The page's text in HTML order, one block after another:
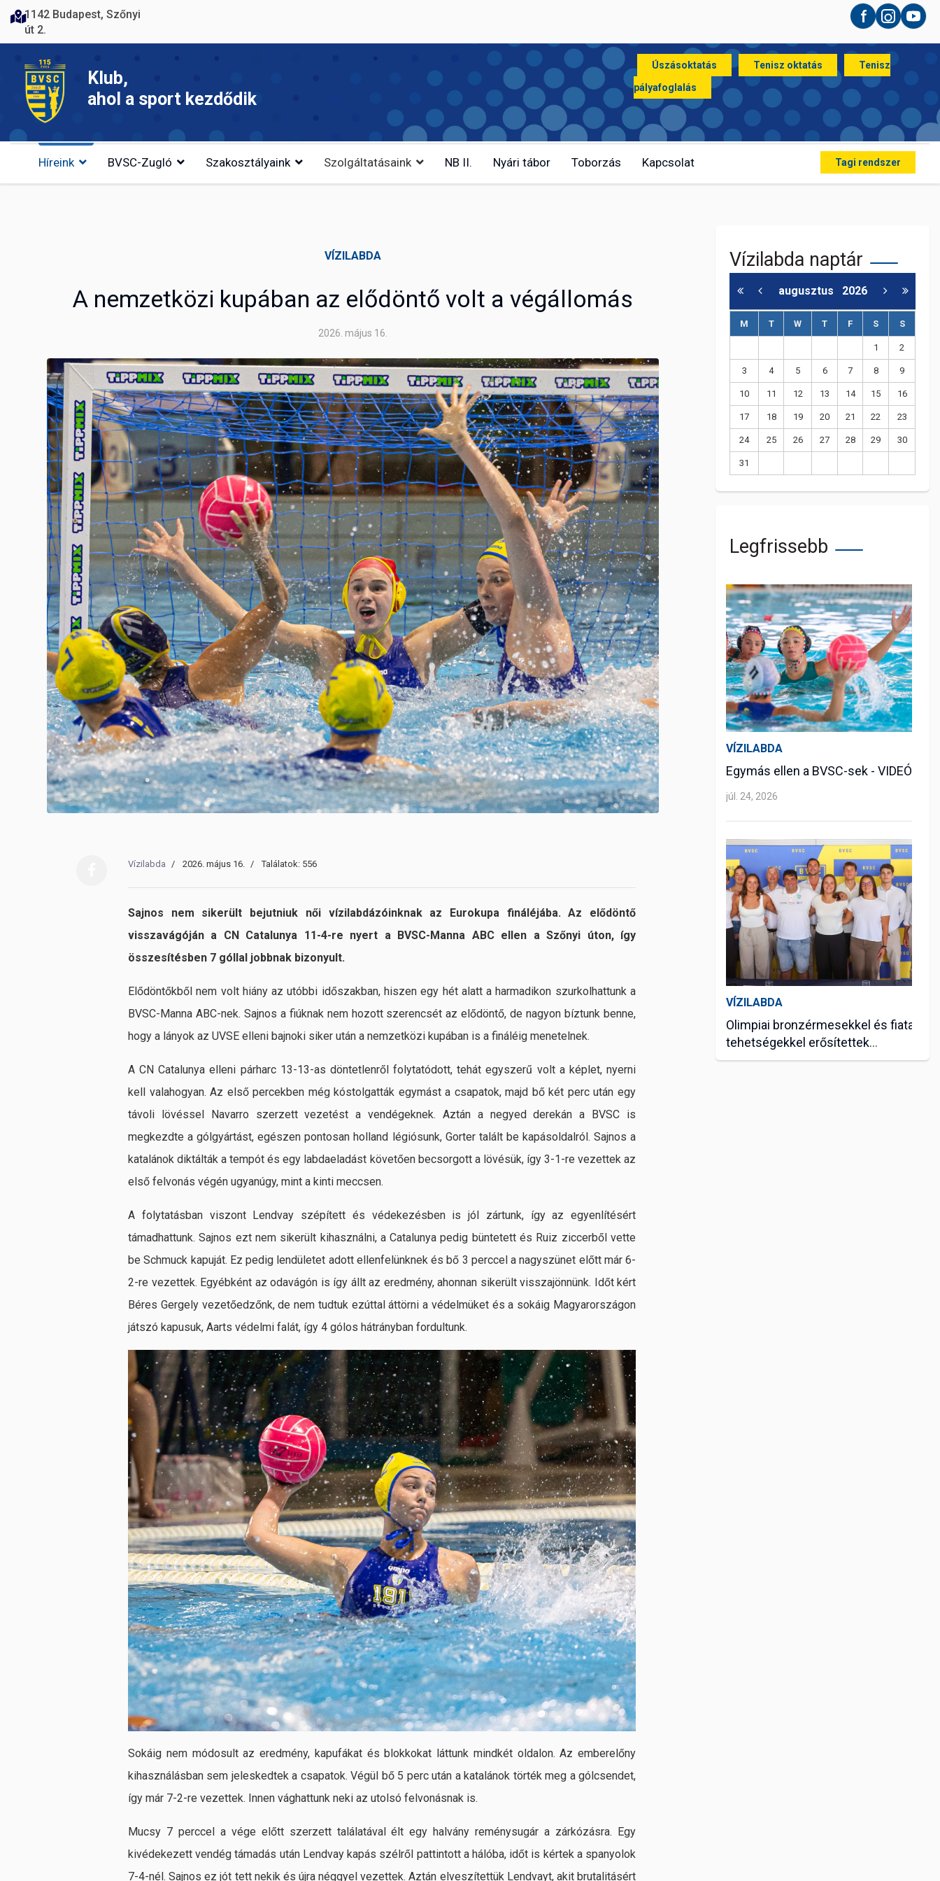
1142 Budapest, Szőnyi
út 2.
Facebook
Instagram
Klub,
ahol a sport kezdődik
Úszásoktatás Tenisz oktatás
Tenisz
pályafoglalás
Híreink BVSC-Zugló Szakosztályaink Szolgáltatásaink NB II. Nyári tábor Toborzás Kapcsolat Tagi rendszer
VÍZILABDA
A nemzetközi kupában az elődöntő volt a végállomás
2026. május 16.
Vízilabda 2026. május 16. Találatok: 556
Sajnos nem sikerült bejutniuk női vízilabdázóinknak az Eurokupa fináléjába. Az elődöntő
visszavágóján a CN Catalunya 11-4-re nyert a BVSC-Manna ABC ellen a Szőnyi úton, így
összesítésben 7 góllal jobbnak bizonyult.
Elődöntőkből nem volt hiány az utóbbi időszakban, hiszen egy hét alatt a harmadikon szurkolhattunk a
BVSC-Manna ABC-nek. Sajnos a fiúknak nem hozott szerencsét az elődöntő, de nagyon bíztunk benne,
hogy a lányok az UVSE elleni bajnoki siker után a nemzetközi kupában is a fináléig menetelnek.
A CN Catalunya elleni párharc 13-13-as döntetlenről folytatódott, tehát egyszerű volt a képlet, nyerni
kell valahogyan. Az első percekben még kóstolgatták egymást a csapatok, majd bő két perc után egy
távoli lövéssel Navarro szerzett vezetést a vendégeknek. Aztán a negyed derekán a BVSC is
megkezdte a gólgyártást, egészen pontosan holland légiósunk, Gorter talált be kapásoldalról. Sajnos a
katalánok diktálták a tempót és egy labdaeladást követően becsorgott a lövésük, így 3-1-re vezettek az
első felvonás végén ugyanúgy, mint a kinti meccsen.
A folytatásban viszont Lendvay szépített és védekezésben is jól zártunk, így az egyenlítésért
támadhattunk. Sajnos ezt nem sikerült kihasználni, a Catalunya pedig büntetett és Ruiz ziccerből vette
be Schmuck kapuját. Ez pedig lendületet adott ellenfelünknek és bő 3 perccel a nagyszünet előtt már 6-
2-re vezettek. Egyébként az odavágón is így állt az eredmény, ahonnan sikerült visszajönnünk. Időt kért
Béres Gergely vezetőedzőnk, de nem tudtuk ezúttal áttörni a védelmüket és a sokáig Magyarországon
játszó kapusuk, Aarts védelmi falát, így 4 gólos hátrányban fordultunk.
Sokáig nem módosult az eredmény, kapufákat és blokkokat láttunk mindkét oldalon. Az emberelőny
kihasználásban sem jeleskedtek a csapatok. Végül bő 5 perc után a katalánok törték meg a gólcsendet,
így már 7-2-re vezettek. Innen vághattunk neki az utolsó felvonásnak is.
Mucsy 7 perccel a vége előtt szerzett találatával élt egy halvány reménysugár a zárkózásra. Egy
kivédekezett vendég támadás után Lendvay kapás szélről pattintott a hálóba, időt is kértek a spanyolok
7-4-nél. Sajnos ez jót tett nekik és újra néggyel vezettek. Aztán elveszítettük Lendvayt, akit brutalitásért
Vízilabda naptár
augusztus 2026
M T W T F S S
1 2
3 4 5 6 7 8 9
10 11 12 13 14 15 16
17 18 19 20 21 22 23
24 25 26 27 28 29 30
31
Legfrissebb
VÍZILABDA
Egymás ellen a BVSC-sek - VIDEÓ
júl. 24, 2026
VÍZILABDA
Olimpiai bronzérmesekkel és fiatal
tehetségekkel erősítettek
vízilabdázóink